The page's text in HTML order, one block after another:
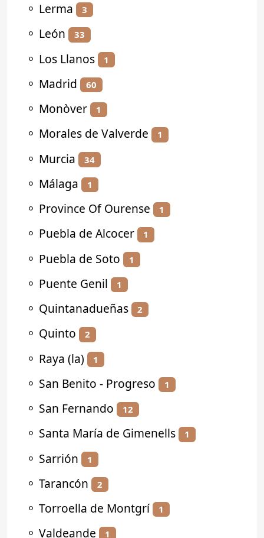
⚬ Lerma 3
⚬ León 33
⚬ Los Llanos 1
⚬ Madrid 60
⚬ Monòver 1
⚬ Morales de Valverde 1
⚬ Murcia 34
⚬ Málaga 1
⚬ Province Of Ourense 1
⚬ Puebla de Alcocer 1
⚬ Puebla de Soto 1
⚬ Puente Genil 1
⚬ Quintanadueñas 2
⚬ Quinto 2
⚬ Raya (la) 1
⚬ San Benito - Progreso 1
⚬ San Fernando 12
⚬ Santa María de Gimenells 1
⚬ Sarrión 1
⚬ Tarancón 2
⚬ Torroella de Montgrí 1
⚬ Valdeande 1